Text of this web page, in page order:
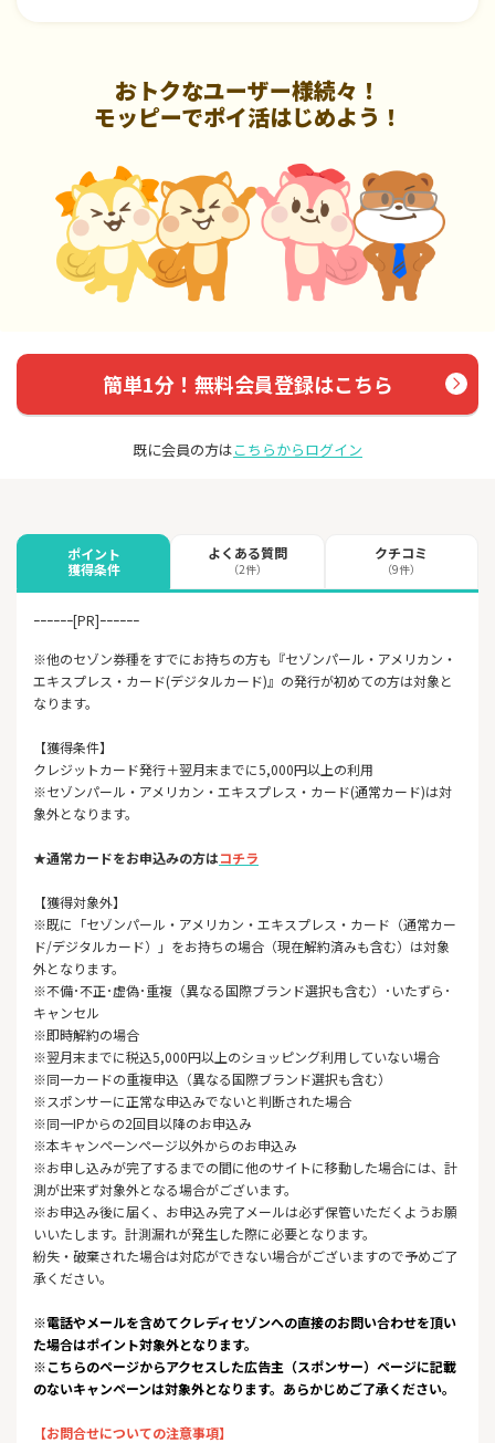
おトクなユーザー様続々！
モッピーでポイ活はじめよう！
簡単1分！無料会員登録はこちら
既に会員の方はこちらからログイン
ポイント
獲得条件
よくある質問
（2件）
クチコミ
（9件）
ｰｰｰｰｰｰ[PR]ｰｰｰｰｰｰ
※他のセゾン券種をすでにお持ちの方も『セゾンパール・アメリカン・
エキスプレス・カード(デジタルカード)』の発行が初めての方は対象と
なります。
【獲得条件】
クレジットカード発行＋翌月末までに5,000円以上の利用
※セゾンパール・アメリカン・エキスプレス・カード(通常カード)は対
象外となります。
★通常カードをお申込みの方はコチラ
【獲得対象外】
※既に「セゾンパール・アメリカン・エキスプレス・カード（通常カー
ド/デジタルカード）」をお持ちの場合（現在解約済みも含む）は対象
外となります。
※不備･不正･虚偽･重複（異なる国際ブランド選択も含む）･いたずら･
キャンセル
※即時解約の場合
※翌月末までに税込5,000円以上のショッピング利用していない場合
※同一カードの重複申込（異なる国際ブランド選択も含む）
※スポンサーに正常な申込みでないと判断された場合
※同一IPからの2回目以降のお申込み
※本キャンペーンページ以外からのお申込み
※お申し込みが完了するまでの間に他のサイトに移動した場合には、計
測が出来ず対象外となる場合がございます。
※お申込み後に届く、お申込み完了メールは必ず保管いただくようお願
いいたします。計測漏れが発生した際に必要となります。
紛失・破棄された場合は対応ができない場合がございますので予めご了
承ください。
※電話やメールを含めてクレディセゾンへの直接のお問い合わせを頂い
た場合はポイント対象外となります。
※こちらのページからアクセスした広告主（スポンサー）ページに記載
のないキャンペーンは対象外となります。あらかじめご了承ください。
【お問合せについての注意事項】